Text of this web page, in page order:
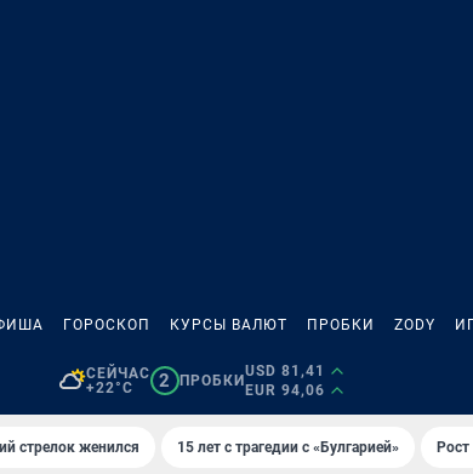
ГОРОСКОП КУРСЫ ВАЛЮТ ПРОБКИ ZODY
СЕЙЧАС
+22°C
2 ПРОБКИ
USD 81,41
EUR 94,06
стрелок женился 15 лет с трагедии с «Булгарией»